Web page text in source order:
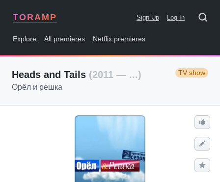
TORAMP Sign Up Log In
Explore All premieres Netflix premieres
Heads and Tails (2011 — ...) TV show
Орёл и решка